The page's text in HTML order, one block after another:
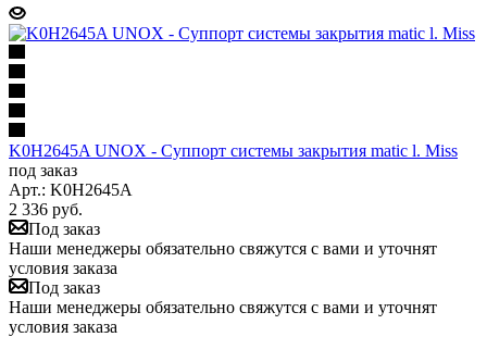
K0H2645A UNOX - Суппорт системы закрытия matic l. Miss
под заказ
Арт.: K0H2645A
2 336 руб.
Под заказ
Наши менеджеры обязательно свяжутся с вами и уточнят
условия заказа
Под заказ
Наши менеджеры обязательно свяжутся с вами и уточнят
условия заказа